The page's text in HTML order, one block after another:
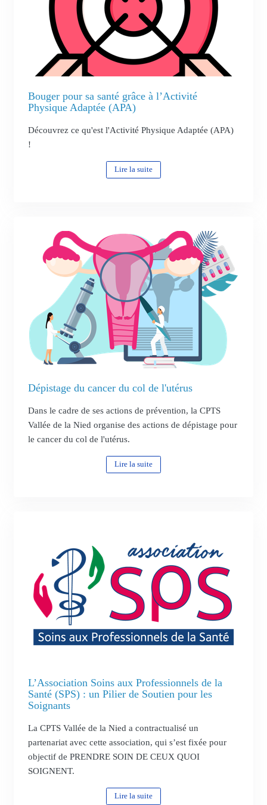
Bouger pour sa santé grâce à l’Activité
Physique Adaptée (APA)
Découvrez ce qu'est l'Activité Physique Adaptée (APA)
!
Lire la suite
Dépistage du cancer du col de l'utérus
Dans le cadre de ses actions de prévention, la CPTS
Vallée de la Nied organise des actions de dépistage pour
le cancer du col de l'utérus.
Lire la suite
L’Association Soins aux Professionnels de la
Santé (SPS) : un Pilier de Soutien pour les
Soignants
La CPTS Vallée de la Nied a contractualisé un
partenariat avec cette association, qui s’est fixée pour
objectif de PRENDRE SOIN DE CEUX QUOI
SOIGNENT.
Lire la suite